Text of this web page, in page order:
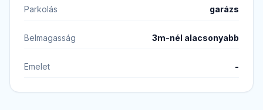
Parkolás garázs
Belmagasság 3m-nél alacsonyabb
Emelet -